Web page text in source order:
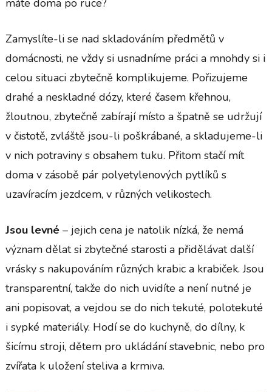
Zamyslíte-li se nad skladováním předmětů v
domácnosti, ne vždy si usnadníme práci a mnohdy si i
celou situaci zbytečně komplikujeme. Pořizujeme
drahé a neskladné dózy, které časem křehnou,
žloutnou, zbytečně zabírají místo a špatně se udržují
v čistotě, zvláště jsou-li poškrábané, a skladujeme-li
v nich potraviny s obsahem tuku. Přitom stačí mít
doma v zásobě pár polyetylenových pytlíků s
uzavíracím jezdcem, v různých velikostech.
Jsou levné– jejich cena je natolik nízká, že nemá
význam dělat si zbytečné starosti a přidělávat další
vrásky s nakupováním různých krabic a krabiček. Jsou
transparentní, takže do nich uvidíte a není nutné je
ani popisovat, a vejdou se do nich tekuté, polotekuté
i sypké materiály. Hodí se do kuchyně, do dílny, k
šicímu stroji, dětem pro ukládání stavebnic, nebo pro
zvířata k uložení steliva a krmiva.